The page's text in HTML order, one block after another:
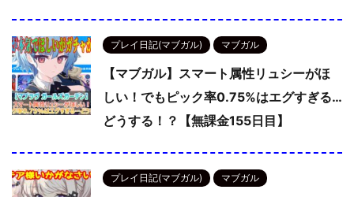
プレイ日記(マブガル) マブガル
【マブガル】スマート属性リュシーがほ
しい！でもピック率0.75%はエグすぎる…
どうする！？【無課金155日目】
プレイ日記(マブガル) マブガル